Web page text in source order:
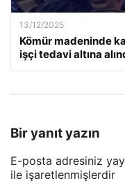
13/12/2025
Kömür madeninde
işçi tedavi altına
Bir yanıt yazın
E-posta adresiniz
ile işaretlenmişlerdir